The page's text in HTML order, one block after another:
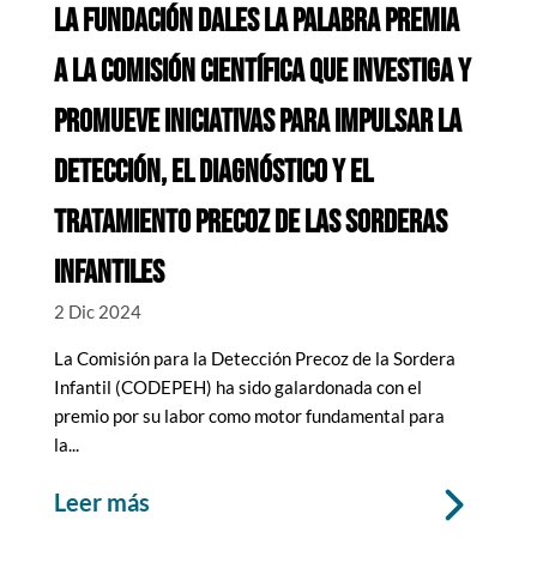
LA FUNDACIÓN DALES LA PALABRA PREMIA
A LA COMISIÓN CIENTÍFICA QUE INVESTIGA Y
PROMUEVE INICIATIVAS PARA IMPULSAR LA
DETECCIÓN, EL DIAGNÓSTICO Y EL
TRATAMIENTO PRECOZ DE LAS SORDERAS
INFANTILES
2 Dic 2024
La Comisión para la Detección Precoz de la Sordera
Infantil (CODEPEH) ha sido galardonada con el
premio por su labor como motor fundamental para
la...
leer más